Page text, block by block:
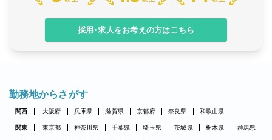
採用・求人をお考えの方はこちら
勤務地からさがす
関西 大阪府 兵庫県 滋賀県 京都府 奈良県 和歌山県
関東 東京都 神奈川県 千葉県 埼玉県 茨城県 栃木県 群馬県